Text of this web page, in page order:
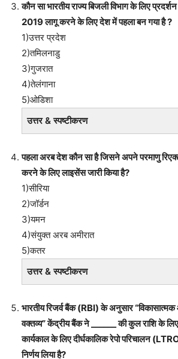
कौन सा भारतीय राज्य बिजली विभाग के लिए
2019 लागू करने के लिए देश में पहला बन गया है ?
1)उत्तर प्रदेश
2)तमिलनाडु
3)गुजरात
4)तेलंगाना
5)ओडिशा
उत्तर & स्पष्टीकरण
पहला अरब देश कौन सा है जिसने अपने परमाणु
करने के लिए लाइसेंस जारी किया है?
1)सीरिया
2)जॉर्डन
3)यमन
4)संयुक्त अरब अमीरात
5)कतर
उत्तर & स्पष्टीकरण
भारतीय रिजर्व बैंक (RBI) के अनुसार “विकासात्मक
वक्तव्य” केंद्रीय बैंक ने ______ की कुल राशि के
कार्यकाल के लिए दीर्घकालिक रेपो परिचालन
निर्णय लिया है?